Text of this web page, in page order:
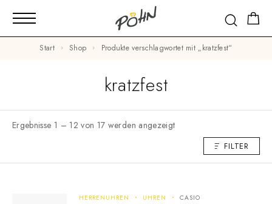
Start Shop Produkte verschlagwortet mit „kratzfest“
kratzfest
Ergebnisse 1 – 12 von 17 werden angezeigt
FILTER
HERRENUHREN UHREN CASIO